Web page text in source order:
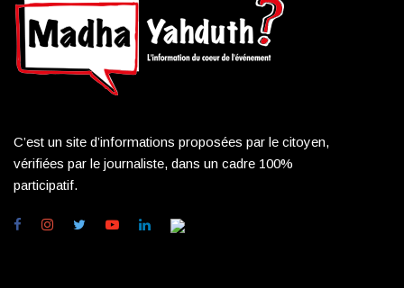
C’est un site d’informations proposées par le citoyen,
vérifiées par le journaliste, dans un cadre 100%
participatif.